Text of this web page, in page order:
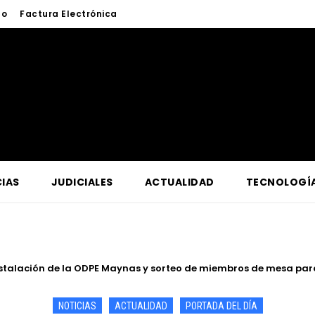
Factura Electrónica
JUDICIALES ACTUALIDAD
Oriente supervisa en Contamana acciones para fortalecer
NOTICIAS ACTUALIDAD PORTADA DEL DÍA